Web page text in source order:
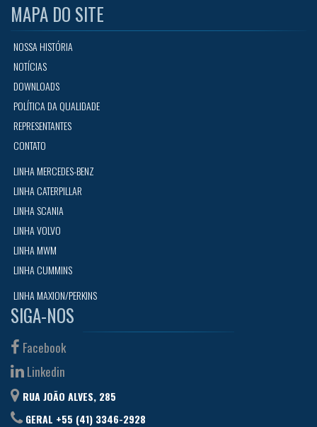
MAPA DO SITE
NOSSA HISTÓRIA
NOTÍCIAS
DOWNLOADS
POLÍTICA DA QUALIDADE
REPRESENTANTES
CONTATO
LINHA MERCEDES-BENZ
LINHA CATERPILLAR
LINHA SCANIA
LINHA VOLVO
LINHA MWM
LINHA CUMMINS
LINHA MAXION/PERKINS
SIGA-NOS
Facebook
Linkedin
RUA JOÃO ALVES, 285
GERAL +55 (41) 3346-2928